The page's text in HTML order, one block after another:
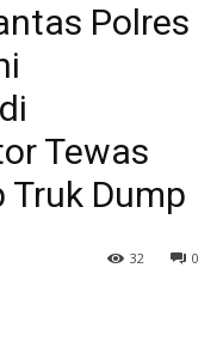
Polres
Tewas
Truk Dump
0
32